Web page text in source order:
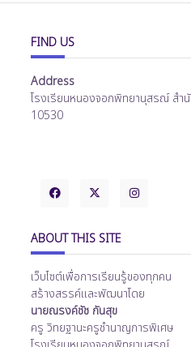
FIND US
Address
โรงเรียนหนองจอกพิทยานุสรณ์ สำ
10530
ABOUT THIS SITE
เว็บไซต์เพื่อการเรียนรู้ของทุกคน
สร้างสรรค์และพัฒนาโดย
นายณรงค์ชัช กันสุข
ครู วิทยฐานะครูชำนาญการพิเศษ